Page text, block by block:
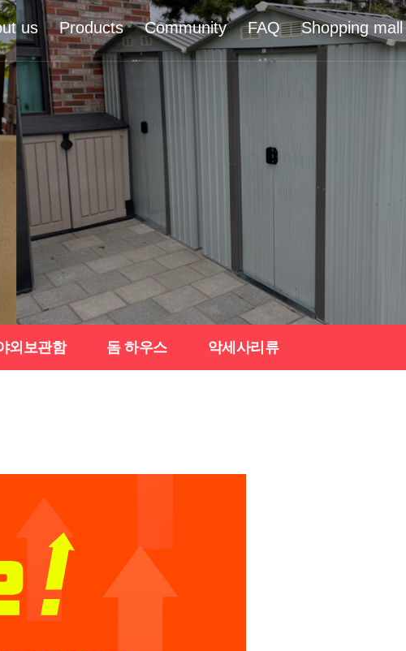
us Products Community FAQ Shopping mall
외보관함 돔 하우스 악세사리류